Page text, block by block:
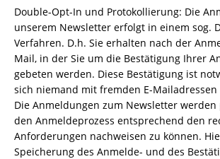
Double-Opt-In und Protokollierung: Die
unserem Newsletter erfolgt in einem sog.
Verfahren. D.h. Sie erhalten nach der
Mail, in der Sie um die Bestätigung Ihrer
gebeten werden. Diese Bestätigung ist
sich niemand mit fremden E-
Die Anmeldungen zum Newsletter
den Anmeldeprozess entsprechend den
Anforderungen nachweisen zu können.
Speicherung des Anmelde- und des